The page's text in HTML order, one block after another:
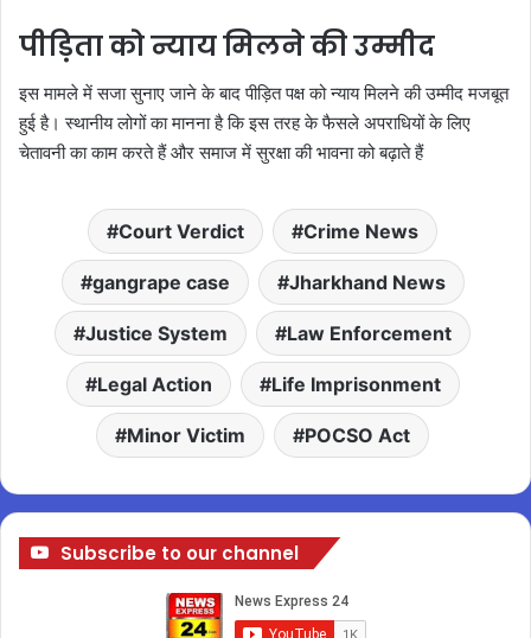
पीड़िता को न्याय मिलने की उम्मीद
इस मामले में सजा सुनाए जाने के बाद पीड़ित पक्ष को न्याय मिलने की उम्मीद मजबूत
हुई है। स्थानीय लोगों का मानना है कि इस तरह के फैसले अपराधियों के लिए
चेतावनी का काम करते हैं और समाज में सुरक्षा की भावना को बढ़ाते हैं
Court Verdict Crime News
gangrape case Jharkhand News
Justice System Law Enforcement
Legal Action Life Imprisonment
Minor Victim POCSO Act
Subscribe to our channel